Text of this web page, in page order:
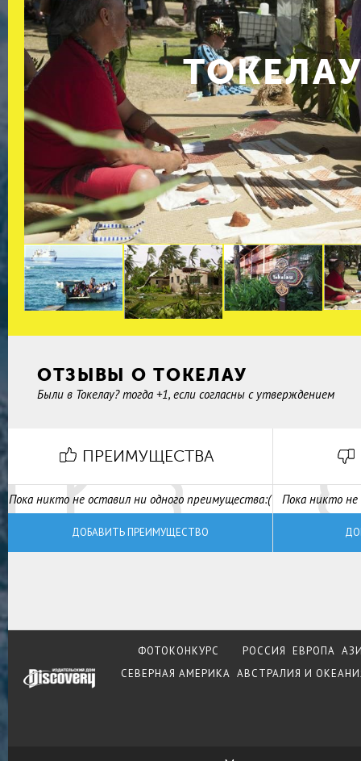
ОТЗЫВЫ О ТОКЕЛАУ
Были в Токелау? тогда +1, если согласны с утверждением
ПРЕИМУЩЕСТВА
Пока никто не оставил ни одного преимущества:(
ДОБАВИТЬ ПРЕИМУЩЕСТВО
Пока никто не
ФОТОКОНКУРС РОССИЯ ЕВРОПА
СЕВЕРНАЯ АМЕРИКА АВСТРАЛИЯ И